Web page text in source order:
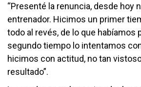
“Presenté la renuncia, desde hoy
entrenador. Hicimos un primer
todo al revés, de lo que habíamos
segundo tiempo lo intentamos
hicimos con actitud, no tan
resultado”.